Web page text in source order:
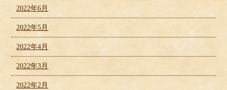
2022年6月
2022年5月
2022年4月
2022年3月
2022年2月